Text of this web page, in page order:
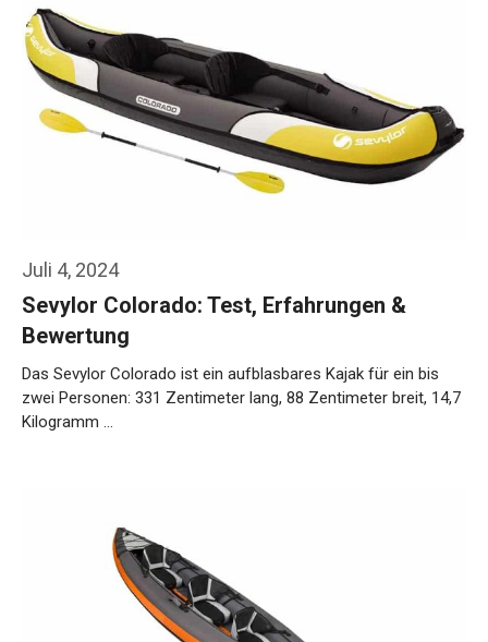
Juli 4, 2024
Sevylor Colorado: Test, Erfahrungen &
Bewertung
Das Sevylor Colorado ist ein aufblasbares Kajak für ein bis
zwei Personen: 331 Zentimeter lang, 88 Zentimeter breit, 14,7
Kilogramm …